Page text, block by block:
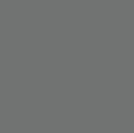
à 15-20%
vous
et
un gage